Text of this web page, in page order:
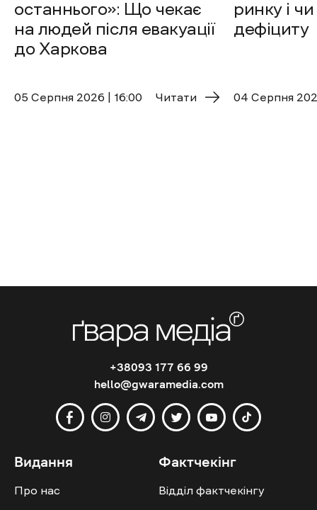
останнього»: Що чекає
на людей після евакуації
до Харкова
05 Cерпня 2026 | 16:00 Читати
ринку і
дефіциту
04 Cерпня
+38093 177 66 99
hello@gwaramedia.com
Видання
Про нас
Фактчекінг
Відділ фактчекінгу